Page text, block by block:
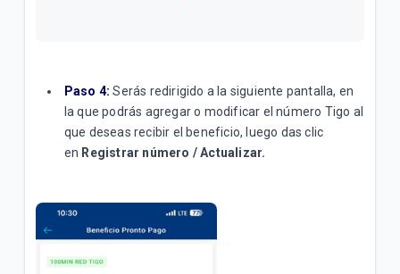
Paso 4: Serás redirigido a la siguiente pantalla, en
la que podrás agregar o modificar el número Tigo al
que deseas recibir el beneficio, luego das clic
en Registrar número / Actualizar.